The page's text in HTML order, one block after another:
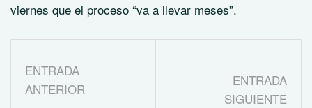
viernes que el proceso “va a llevar meses”.
ENTRADA
ANTERIOR
ENTRADA
SIGUIENTE